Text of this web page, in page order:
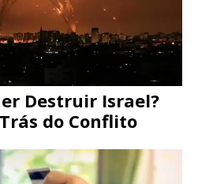
Destruir Israel?
do Conflito